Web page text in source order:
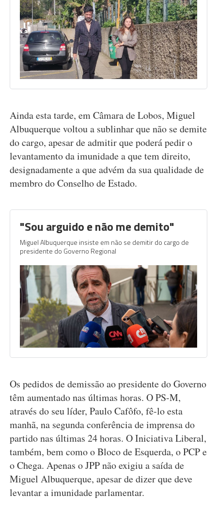
Ainda esta tarde, em Câmara de Lobos, Miguel
Albuquerque voltou a sublinhar que não se demite
do cargo, apesar de admitir que poderá pedir o
levantamento da imunidade a que tem direito,
designadamente a que advém da sua qualidade de
membro do Conselho de Estado.
"Sou arguido e não me demito"
Miguel Albuquerque insiste em não se demitir do cargo de
presidente do Governo Regional
Os pedidos de demissão ao presidente do Governo
têm aumentado nas últimas horas. O PS-M,
através do seu líder, Paulo Cafôfo, fê-lo esta
manhã, na segunda conferência de imprensa do
partido nas últimas 24 horas. O Iniciativa Liberal,
também, bem como o Bloco de Esquerda, o PCP e
o Chega. Apenas o JPP não exigiu a saída de
Miguel Albuquerque, apesar de dizer que deve
levantar a imunidade parlamentar.